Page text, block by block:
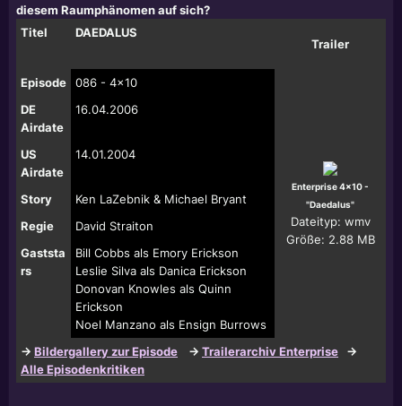
diesem Raumphänomen auf sich?
Titel
DAEDALUS
Trailer
Episode 086 - 4x10
Enterprise 4x10 -
"Daedalus"
Dateityp: wmv
Größe: 2.88 MB
DE
Airdate
16.04.2006
US
Airdate
14.01.2004
Story
Ken LaZebnik & Michael Bryant
Regie
David Straiton
Gaststa
rs
Bill Cobbs als Emory Erickson
Leslie Silva als Danica Erickson
Donovan Knowles als Quinn
Erickson
Noel Manzano als Ensign Burrows
-> Bildergallery zur Episode -> Trailerarchiv Enterprise ->
Alle Episodenkritiken